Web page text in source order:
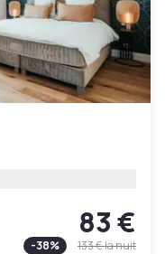
83 €
-38% 133 €la nuit